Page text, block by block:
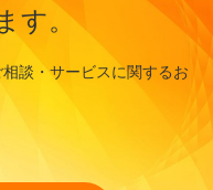
す。
談・サービスに関するお